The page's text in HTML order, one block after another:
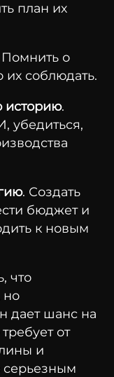
план их
Помнить о
их соблюдать.
историю.
убедиться,
. Создать
бюджет и
к новым
что
но
дает шанс на
от
и
серьезным